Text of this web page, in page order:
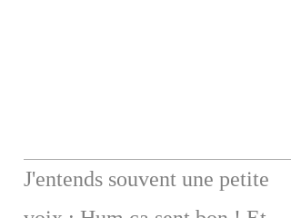
J'entends souvent une petite